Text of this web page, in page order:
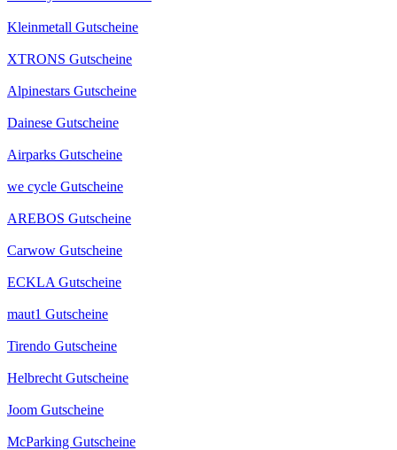
Kleinmetall Gutscheine
XTRONS Gutscheine
Alpinestars Gutscheine
Dainese Gutscheine
Airparks Gutscheine
we cycle Gutscheine
AREBOS Gutscheine
Carwow Gutscheine
ECKLA Gutscheine
maut1 Gutscheine
Tirendo Gutscheine
Helbrecht Gutscheine
Joom Gutscheine
McParking Gutscheine